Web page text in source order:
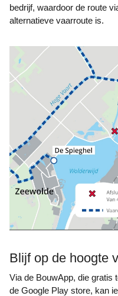
bedrijf, waardoor de route
alternatieve vaarroute is.
Blijf op de hoogte
Via de BouwApp, die gratis te downloaden is via de App Store of
de Google Play store, kan